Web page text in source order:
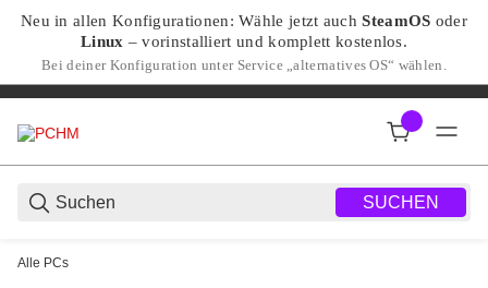
Neu in allen Konfigurationen: Wähle jetzt auchSteamOS oder
Linux – vorinstalliert und komplett kostenlos.
Bei deiner Konfiguration unter Service „alternatives OS“ wählen.
SUCHEN
Alle PCs